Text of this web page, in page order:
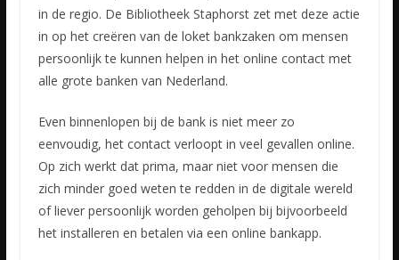
in de regio. De Bibliotheek Staphorst zet metdeze actie
in op het creëren van de loket bankzaken om mensen
persoonlijk te kunnen helpen in het online contact met
alle grote banken van Nederland.
Even binnenlopen bij de bank is niet meer zo
eenvoudig, het contact verloopt in veel gevallen online.
Op zich werkt dat prima, maar niet voor mensen die
zich minder goed weten te redden in de digitale wereld
of liever persoonlijk worden geholpen bij bijvoorbeeld
het installeren en betalen via een online bankapp.